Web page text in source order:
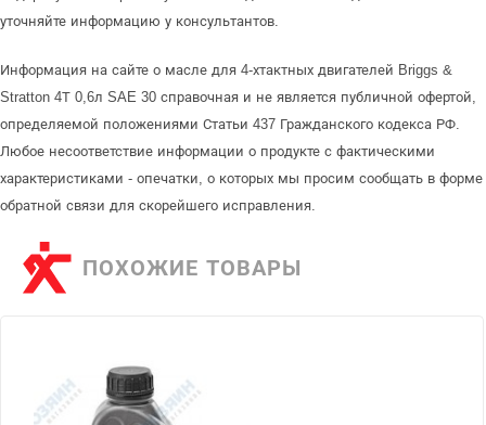
уточняйте информацию у консультантов.
Информация на сайте о масле для 4-хтактных двигателей Briggs &
Stratton 4Т 0,6л SAE 30 справочная и не является публичной офертой,
определяемой положениями Статьи 437 Гражданского кодекса РФ.
Любое несоответствие информации о продукте с фактическими
характеристиками - опечатки, о которых мы просим сообщать в форме
обратной связи для скорейшего исправления.
ПОХОЖИЕ ТОВАРЫ